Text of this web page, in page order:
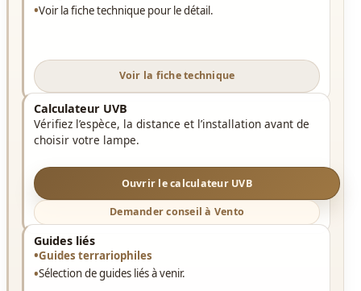
Voir la fiche technique pour le détail.
Voir la fiche technique
Calculateur UVB
Vérifiez l’espèce, la distance et l’installation avant de
choisir votre lampe.
Ouvrir le calculateur UVB
Demander conseil à Vento
Guides liés
Guides terrariophiles
Sélection de guides liés à venir.